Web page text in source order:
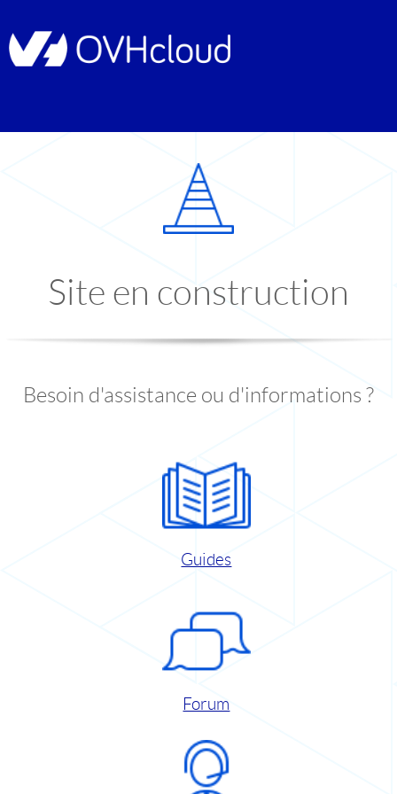
Site en construction
Besoin d'assistance ou d'informations ?
Guides
Forum